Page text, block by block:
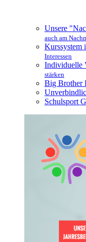
Unsere
auch am
Kurssystem
Interessen
Individuelle
stärken
Big Brother
Schulsport